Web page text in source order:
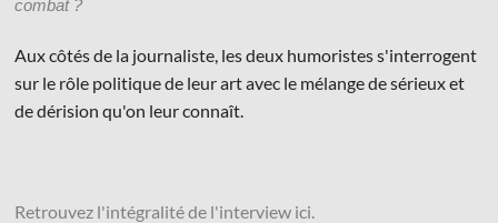
combat ?
Aux côtés de la journaliste, les deux humoristes s'interrogent
sur le rôle politique de leur art avec le mélange de sérieux et
de dérision qu'on leur connaît.
Retrouvez l'intégralité de l'interview ici.